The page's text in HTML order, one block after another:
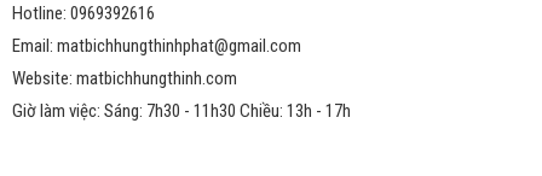
Hotline: 0969392616
Email: matbichhungthinhphat@gmail.com
Website: matbichhungthinh.com
Giờ làm việc: Sáng: 7h30 - 11h30 Chiều: 13h - 17h